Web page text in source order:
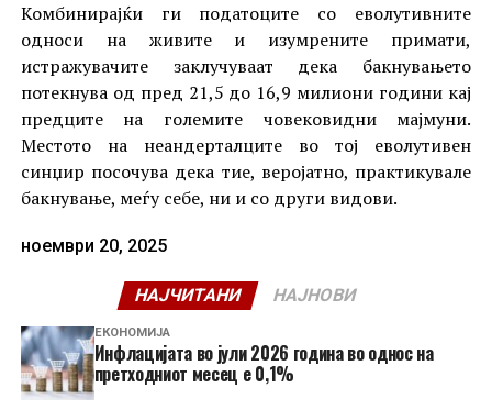
Комбинирајќи ги податоците со еволутивните
односи на живите и изумрените примати,
истражувачите заклучуваат дека бакнувањето
потекнува од пред 21,5 до 16,9 милиони години кај
предците на големите човековидни мајмуни.
Местото на неандерталците во тој еволутивен
синџир посочува дека тие, веројатно, практикувале
бакнување, меѓу себе, ни и со други видови.
ноември 20, 2025
НАЈЧИТАНИ НАЈНОВИ
ЕКОНОМИЈА
Инфлацијата во јули 2026 година во однос на
претходниот месец е 0,1%